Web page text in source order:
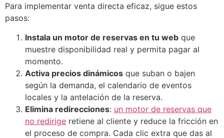
Para implementar venta directa eficaz, sigue estos
pasos:
Instala un motor de reservas en tu web que
muestre disponibilidad real y permita pagar al
momento.
Activa precios dinámicos que suban o bajen
según la demanda, el calendario de eventos
locales y la antelación de la reserva.
Elimina redirecciones: un motor de reservas que
no redirige retiene al cliente y reduce la fricción en
el proceso de compra. Cada clic extra que das al